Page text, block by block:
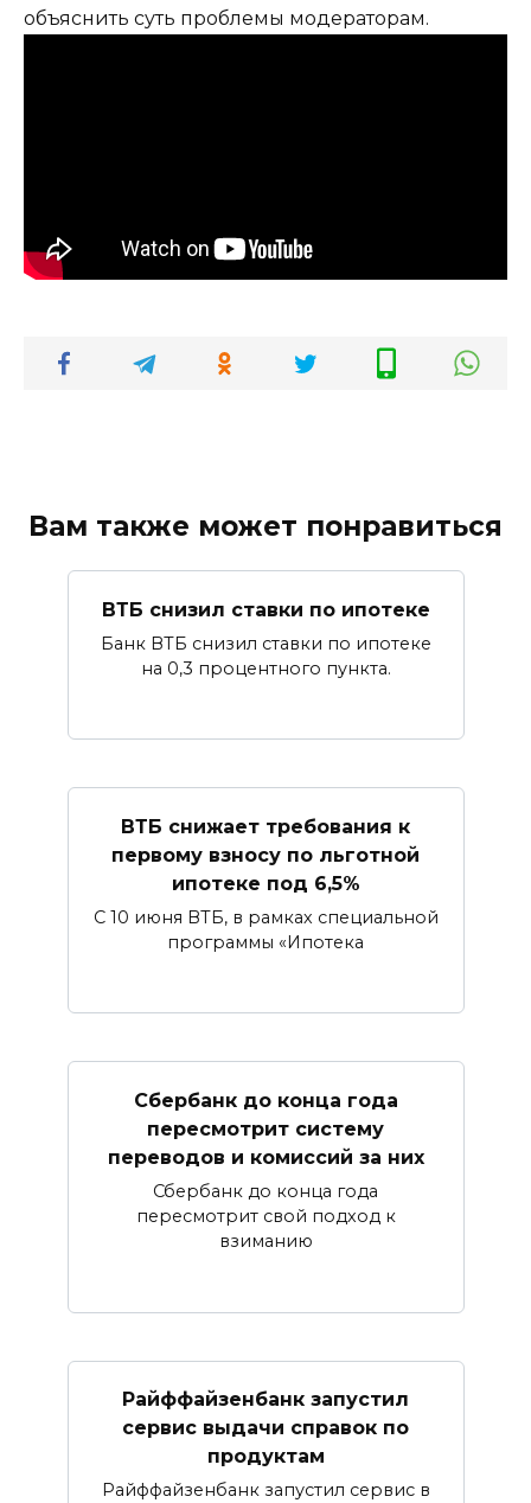
объяснить суть проблемы модераторам.
Вам также может понравиться
ВТБ снизил ставки по ипотеке
Банк ВТБ снизил ставки по ипотеке
на 0,3 процентного пункта.
ВТБ снижает требования к
первому взносу по льготной
ипотеке под 6,5%
С 10 июня ВТБ, в рамках специальной
программы «Ипотека
Сбербанк​ до конца года
пересмотрит систему
переводов и комиссий за них
Сбербанк до конца года
пересмотрит свой подход к
взиманию
Райффайзенбанк запустил
сервис выдачи справок по
продуктам
Райффайзенбанк запустил сервис в